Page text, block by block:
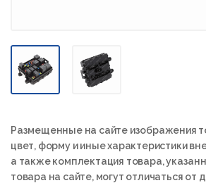
Размещенные на сайте изображения
цвет, форму и иные характеристики
а также комплектация товара,
товара на сайте, могут отличаться от